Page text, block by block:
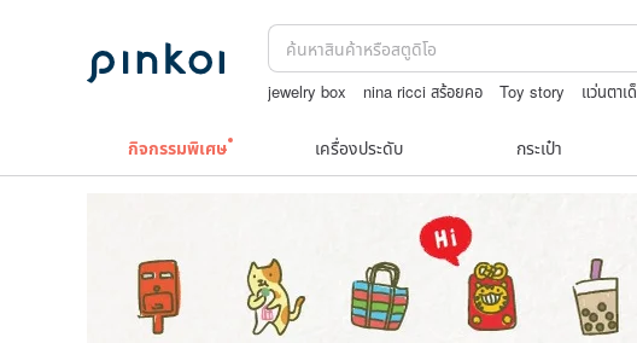
jewelry box nina ricci สร้อยคอ Toy story แว่นตาเ
กิจกรรมพิเศษ เครื่องประดับ กระเป๋า